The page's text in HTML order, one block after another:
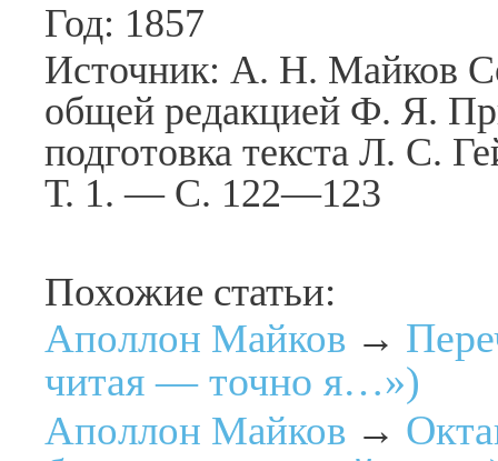
Год: 1857
Источник: А. Н. Майков
общей редакцией Ф. Я.
подготовка текста Л. С.
Т. 1. — С. 122—123
Похожие статьи:
Аполлон Майков →
читая — точно я…»)
Аполлон Майков →